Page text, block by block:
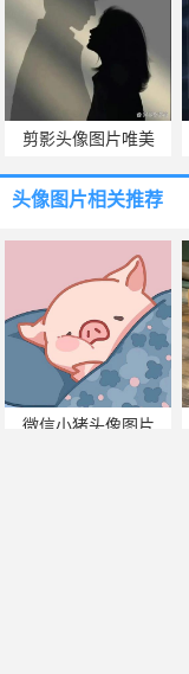
剪影头像图片唯美
头像图片相关推荐
微信小猪头像图片